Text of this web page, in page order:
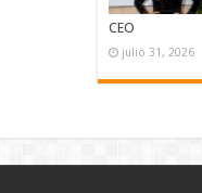
CEO
julio 31, 2026